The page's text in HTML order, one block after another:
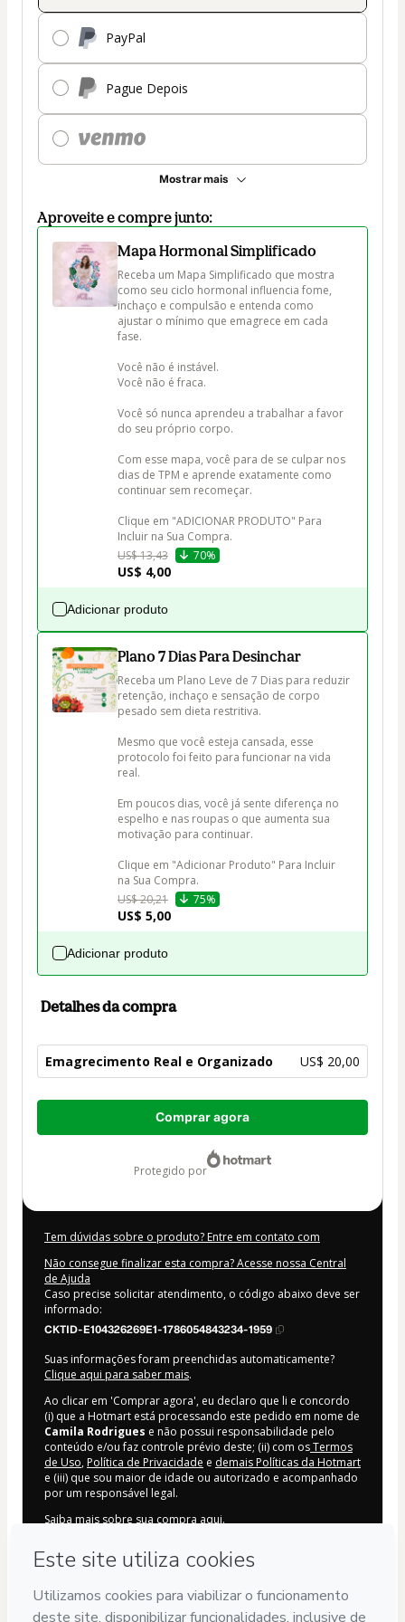
PayPal
Pague Depois
Mostrar mais
Aproveite e compre junto:
Mapa Hormonal Simplificado
Receba um Mapa Simplificado que mostra
como seu ciclo hormonal influencia fome,
inchaço e compulsão e entenda como
ajustar o mínimo que emagrece em cada
fase.
Você não é instável.
Você não é fraca.
Você só nunca aprendeu a trabalhar a favor
do seu próprio corpo.
Com esse mapa, você para de se culpar nos
dias de TPM e aprende exatamente como
continuar sem recomeçar.
Clique em "ADICIONAR PRODUTO" Para
Incluir na Sua Compra.
US$ 13,43
70%
US$ 4,00
Adicionar produto
Plano 7 Dias Para Desinchar
Receba um Plano Leve de 7 Dias para reduzir
retenção, inchaço e sensação de corpo
pesado sem dieta restritiva.
Mesmo que você esteja cansada, esse
protocolo foi feito para funcionar na vida
real.
Em poucos dias, você já sente diferença no
espelho e nas roupas o que aumenta sua
motivação para continuar.
Clique em "Adicionar Produto" Para Incluir
na Sua Compra.
US$ 20,21
75%
US$ 5,00
Adicionar produto
Detalhes da compra
Emagrecimento Real e Organizado US$ 20,00
Total
Comprar agora
protegido por
Tem dúvidas sobre o produto? Entre em contato com
Não consegue finalizar esta compra? Acesse nossa Central
de Ajuda
Caso precise solicitar atendimento, o código abaixo deve ser
informado:
CKTID-E104326269E1-1786054843234-1959
Suas informações foram preenchidas automaticamente?
Clique aqui para saber mais.
Ao clicar em 'Comprar agora', eu declaro que li e concordo
(i) que a Hotmart está processando este pedido em nome de
Camila Rodrigues e não possui responsabilidade pelo
conteúdo e/ou faz controle prévio deste; (ii) com osTermos
de Uso, Política de Privacidade e demais Políticas da Hotmart
e (iii) que sou maior de idade ou autorizado e acompanhado
por um responsável legal.
Saiba mais sobre sua compra aqui.
2026-08-06T22:20:45.853Z REF.